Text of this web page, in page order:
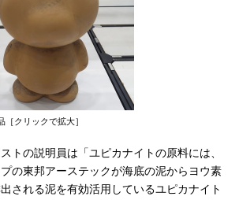
［クリックで拡大］
トの説明員は「ユピカナイトの原料には、
の東邦アーステックが海底の泥からヨウ素
される泥を有効活用しているユピカナイト